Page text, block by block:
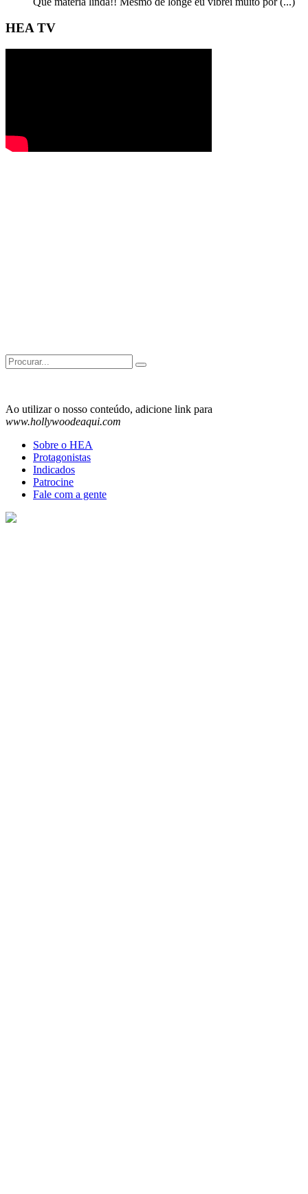
HEA TV
Search
for:
Ao utilizar o nosso conteúdo, adicione link para
www.hollywoodeaqui.com
Sobre o HEA
Protagonistas
Indicados
Patrocine
Fale com a gente